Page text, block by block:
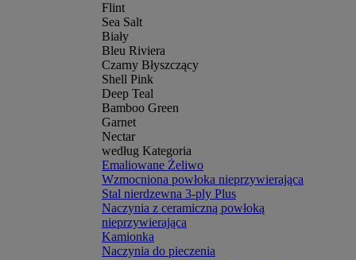
Flint
Sea Salt
Biały
Bleu Riviera
Czarny Błyszczący
Shell Pink
Deep Teal
Bamboo Green
Garnet
Nectar
według Kategoria
Emaliowane Żeliwo
Wzmocniona powłoka nieprzywierająca
Stal nierdzewna 3-ply Plus
Naczynia z ceramiczną powłoką
nieprzywierająca
Kamionka
Naczynia do pieczenia